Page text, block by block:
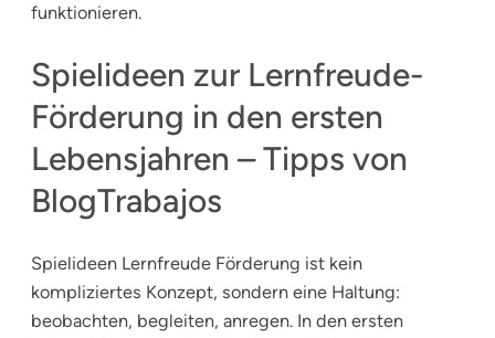
funktionieren.
Spielideen zur Lernfreude-
Förderung in den ersten
Lebensjahren – Tipps von
BlogTrabajos
Spielideen Lernfreude Förderung ist kein
kompliziertes Konzept, sondern eine Haltung:
beobachten, begleiten, anregen. In den ersten